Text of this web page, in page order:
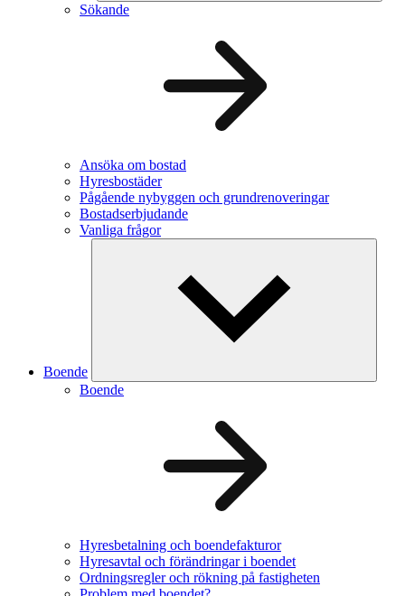
Sökande
Ansöka om bostad
Hyresbostäder
Pågående nybyggen och grundrenoveringar
Bostadserbjudande
Vanliga frågor
Boende
Boende
Hyresbetalning och boendefakturor
Hyresavtal och förändringar i boendet
Ordningsregler och rökning på fastigheten